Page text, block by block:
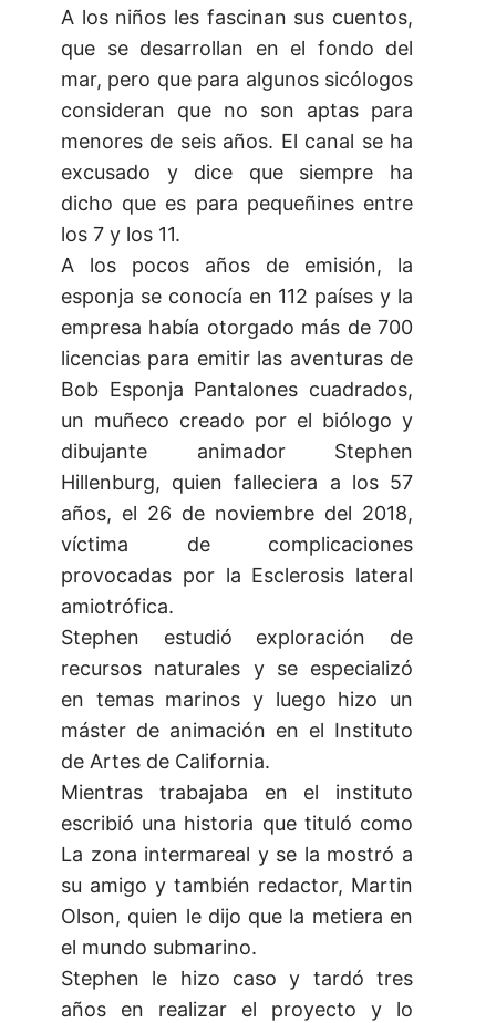
A los niños les fascinan sus cuentos,
que se desarrollan en el fondo del
mar, pero que para algunos sicólogos
consideran que no son aptas para
menores de seis años. El canal se ha
excusado y dice que siempre ha
dicho que es para pequeñines entre
los 7 y los 11.
A los pocos años de emisión, la
esponja se conocía en 112 países y la
empresa había otorgado más de 700
licencias para emitir las aventuras de
Bob Esponja Pantalones cuadrados,
un muñeco creado por el biólogo y
dibujante animador Stephen
Hillenburg, quien falleciera a los 57
años, el 26 de noviembre del 2018,
víctima de complicaciones
provocadas por la Esclerosis lateral
amiotrófica.
Stephen estudió exploración de
recursos naturales y se especializó
en temas marinos y luego hizo un
máster de animación en el Instituto
de Artes de California.
Mientras trabajaba en el instituto
escribió una historia que tituló como
La zona intermareal y se la mostró a
su amigo y también redactor, Martin
Olson, quien le dijo que la metiera en
el mundo submarino.
Stephen le hizo caso y tardó tres
años en realizar el proyecto y lo